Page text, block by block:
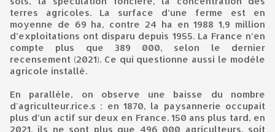
terres agricoles. La surface d’une ferme est en
moyenne de 69 ha, contre 24 ha en 1988 1,9 million
d’exploitations ont disparu depuis 1955. La France n’en
compte plus que 389 000, selon le dernier
recensement (2021). Ce qui questionne aussi le modèle
agricole installé.
En parallèle, on observe une baisse du nombre
d'agriculteur.rice.s : en 1870, la paysannerie occupait
plus d’un actif sur deux en France. 150 ans plus tard, en
2021, ils ne sont plus que 496 000 agriculteurs, soit